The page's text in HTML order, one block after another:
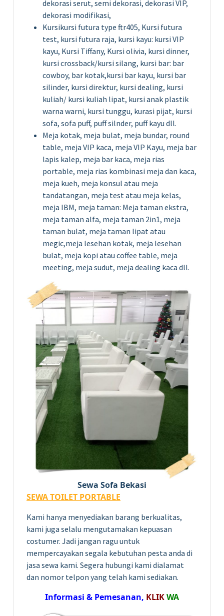
dekorasi serut, semi dekorasi, dekorasi VIP,
dekorasi modifikasi,
Kursikursi futura type ftr405, Kursi futura
test, kursi futura raja, kursi kayu: kursi VIP
kayu, Kursi Tiffany, Kursi olivia, kursi dinner,
kursi crossback/kursi silang, kursi bar: bar
cowboy, bar kotak,kursi bar kayu, kursi bar
silinder, kursi direktur, kursi dealing, kursi
kuliah/ kursi kuliah lipat, kursi anak plastik
warna warni, kursi tunggu, kurasi pijat, kursi
sofa, sofa puff, puff silnder, puff kayu dll.
Meja kotak, meja bulat, meja bundar, round
table, meja VIP kaca, meja VIP Kayu, meja bar
lapis kalep, meja bar kaca, meja rias
portable, meja rias kombinasi meja dan kaca,
meja kueh, meja konsul atau meja
tandatangan, meja test atau meja kelas,
meja IBM, meja taman: Meja taman ekstra,
meja taman alfa, meja taman 2in1, meja
taman bulat, meja taman lipat atau
megic,meja lesehan kotak, meja lesehan
bulat, meja kopi atau coffee table, meja
meeting, meja sudut, meja dealing kaca dll.
Sewa Sofa Bekasi
SEWA TOILET PORTABLE
Kami hanya menyediakan barang berkualitas,
kami juga selalu mengutamakan kepuasan
costumer. Jadi jangan ragu untuk
mempercayakan segala kebutuhan pesta anda di
jasa sewa kami. Segera hubungi kami dialamat
dan nomor telpon yang telah kami sediakan.
Informasi & Pemesanan, KLIKWA